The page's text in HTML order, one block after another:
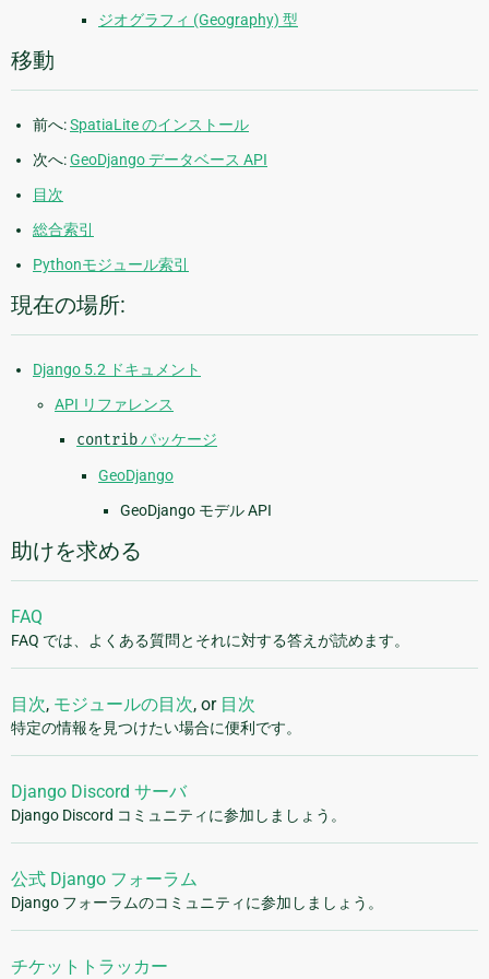
ジオグラフィ (Geography) 型
移動
前へ:SpatiaLite のインストール
次へ:GeoDjango データベース API
目次
総合索引
Pythonモジュール索引
現在の場所:
Django 5.2 ドキュメント
API リファレンス
contribパッケージ
GeoDjango
GeoDjango モデル API
助けを求める
FAQ
FAQ では、よくある質問とそれに対する答えが読めます。
目次, モジュールの目次, or 目次
特定の情報を見つけたい場合に便利です。
Django Discord サーバ
Django Discord コミュニティに参加しましょう。
公式 Django フォーラム
Django フォーラムのコミュニティに参加しましょう。
チケットトラッカー